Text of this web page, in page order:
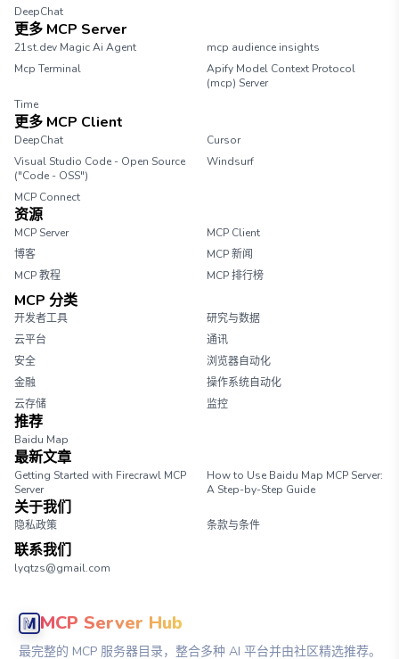
DeepChat
更多 MCP Server
21st.dev Magic Ai Agent
mcp audience insights
Mcp Terminal
Apify Model Context Protocol
(mcp) Server
Time
更多 MCP Client
DeepChat
Cursor
Visual Studio Code - Open Source
("Code - OSS")
Windsurf
MCP Connect
资源
MCP Server
MCP Client
博客
MCP 新闻
MCP 教程
MCP 排行榜
MCP 分类
开发者工具
研究与数据
云平台
通讯
安全
浏览器自动化
金融
操作系统自动化
云存储
监控
推荐
Baidu Map
最新文章
Getting Started with Firecrawl MCP
Server
How to Use Baidu Map MCP Server:
A Step-by-Step Guide
关于我们
隐私政策 条款与条件
联系我们
lyqtzs@gmail.com
MCP Server Hub
最完整的 MCP 服务器目录，整合多种 AI 平台并由社区精选推荐。